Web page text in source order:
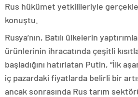
Rus hükümet yetkilileriyle
konuştu.
Rusya’nın, Batılı ülkelerin
ürünlerinin ihracatında çeşitli
başladığını hatırlatan Putin, “İlk
iç pazardaki fiyatlarda belirli bir
ancak sonrasında Rus tarım